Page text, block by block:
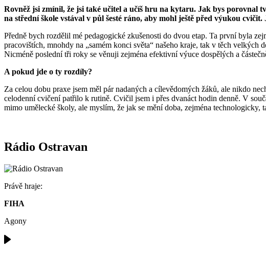
Rovněž jsi zmínil, že jsi také učitel a učíš hru na kytaru. Jak bys porovnal
na střední škole vstával v půl šesté ráno, aby mohl ještě před výukou
Předně bych rozdělil mé pedagogické zkušenosti do dvou etap. Ta první byla
pracovištích, mnohdy na „samém konci světa“ našeho kraje, tak v těch
Nicméně poslední tři roky se věnuji zejména efektivní výuce dospělých a
A pokud jde o ty rozdíly?
Za celou dobu praxe jsem měl pár nadaných a cílevědomých žáků, ale nikdo
celodenní cvičení patřilo k rutině. Cvičil jsem i přes dvanáct hodin denně. V
mimo umělecké školy, ale myslím, že jak se mění doba, zejména technologicky,
Rádio Ostravan
Právě hraje:
FIHA
Agony